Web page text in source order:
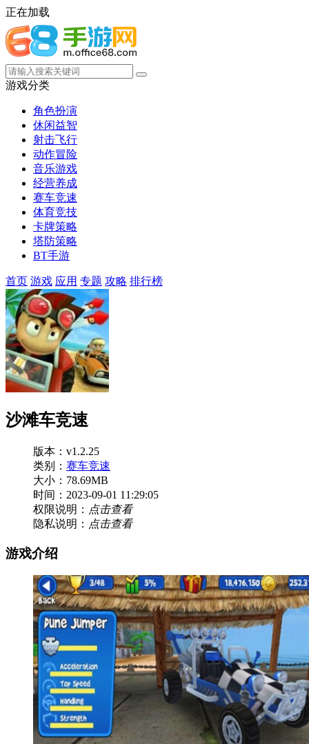
正在加载
游戏分类
角色扮演
休闲益智
射击飞行
动作冒险
音乐游戏
经营养成
赛车竞速
体育竞技
卡牌策略
塔防策略
BT手游
首页 游戏 应用 专题 攻略 排行榜
沙滩车竞速
版本：v1.2.25
类别： 赛车竞速
大小：78.69MB
时间：2023-09-01 11:29:05
权限说明： 点击查看
隐私说明： 点击查看
游戏介绍